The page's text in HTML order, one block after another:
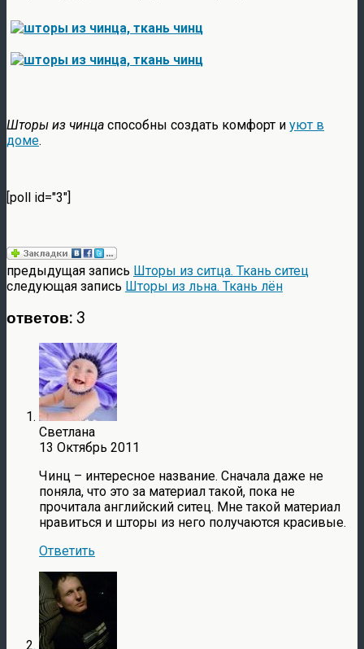
Шторы из чинца способны создать комфорт и уют в
доме.
[poll id="3"]
предыдущая запись Шторы из ситца. Ткань ситец
следующая запись Шторы из льна. Ткань лён
ответов: 3
Светлана
13 Октябрь 2011
Чинц – интересное название. Сначала даже не
поняла, что это за материал такой, пока не
прочитала английский ситец. Мне такой материал
нравиться и шторы из него получаются красивые.
Ответить